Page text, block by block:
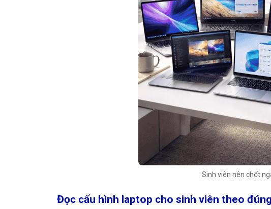
Sinh viên nên chốt
Đọc cấu hình laptop cho sinh viên theo